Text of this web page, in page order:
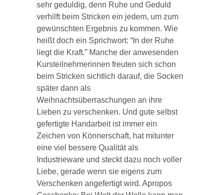
sehr geduldig, denn Ruhe und Geduld
verhilft beim Stricken ein jedem, um zum
gewünschten Ergebnis zu kommen. Wie
heißt doch ein Sprichwort: “In der Ruhe
liegt die Kraft.” Manche der anwesenden
Kursteilnehmerinnen freuten sich schon
beim Stricken sichtlich darauf, die Socken
später dann als
Weihnachtsüberraschungen an ihre
Lieben zu verschenken. Und gute selbst
gefertigte Handarbeit ist immer ein
Zeichen von Könnerschaft, hat mitunter
eine viel bessere Qualität als
Industrieware und steckt dazu noch voller
Liebe, gerade wenn sie eigens zum
Verschenken angefertigt wird. Apropos